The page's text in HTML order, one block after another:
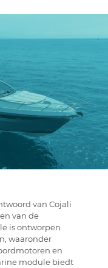
van Cojali
van de
is ontworpen
waaronder
en
module biedt